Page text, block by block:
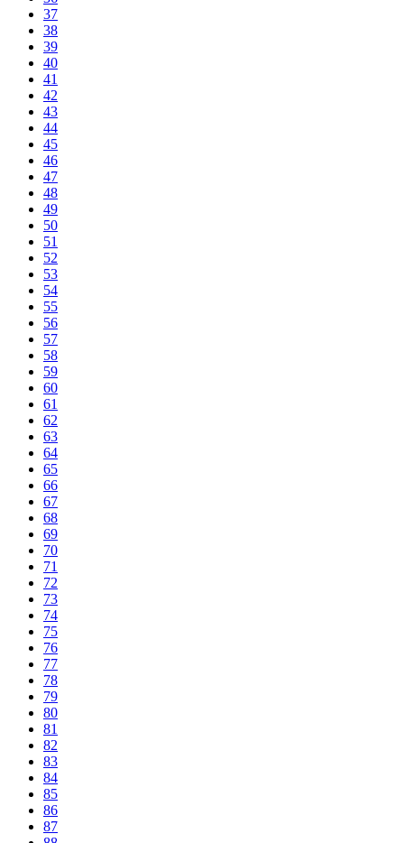
37
38
39
40
41
42
43
44
45
46
47
48
49
50
51
52
53
54
55
56
57
58
59
60
61
62
63
64
65
66
67
68
69
70
71
72
73
74
75
76
77
78
79
80
81
82
83
84
85
86
87